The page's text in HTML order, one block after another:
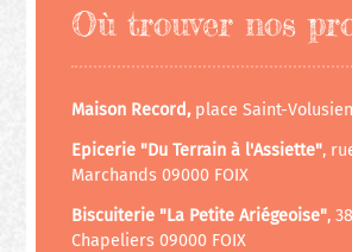
Où trouver nos
Maison Record, place Saint-
Epicerie "Du Terrain à l'Assiette",
Marchands 09000 FOIX
Biscuiterie "La Petite Ariégeoise",
Chapeliers 09000 FOIX